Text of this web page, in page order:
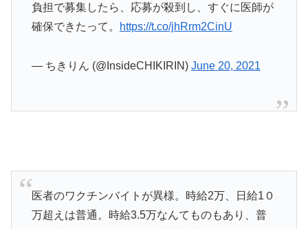
負担で募集したら、応募が殺到し、すぐに医師が
確保できたって。
https://t.co/jhRrm2CinU
— ちきりん (@InsideCHIKIRIN) June 20, 2021
医者のワクチンバイトが異様。時給2万、日給1０
万超えは普通。時給3.5万なんてものもあり、普